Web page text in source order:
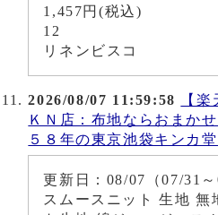
1,457円(税込)
12
リネンビスコ
2026/08/07 11:59:58
【
ＫＮ店：布地ならおまか
５８年の東京池袋キンカ
更新日：08/07（07/31～
スムースニット 生地 無